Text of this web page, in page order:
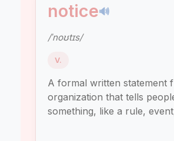
notice🔊
/ˈnoʊtɪs/
V.
A formal written statement
organization that tells
something, like a rule,